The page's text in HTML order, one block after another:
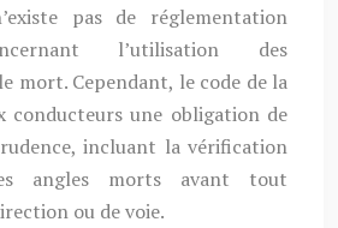
pas de réglementation
l’utilisation des
mort. Cependant, le code de la
conducteurs une obligation de
incluant la vérification
angles morts avant tout
ou de voie.